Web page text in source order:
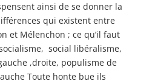
ainsi de se donner la
qui existent entre
et Mélenchon ; ce qu’il faut
social libéralisme,
,droite, populisme de
Toute honte bue ils